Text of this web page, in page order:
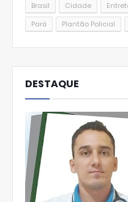
Brasil Cidade
Pará
Plantão Policial
DESTAQUE